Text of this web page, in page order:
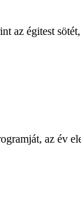
az égitest
az év